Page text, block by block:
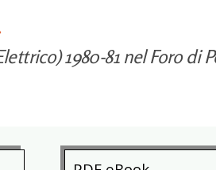
1980-81 nel Foro di